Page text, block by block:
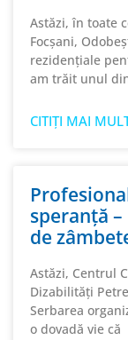
Astăzi, în toate
Focșani,
rezidențiale
am trăit unul
CITIȚI MAI
speranță
de
Astăzi, Centrul
Dizabilități
Serbarea
o dovadă vie că